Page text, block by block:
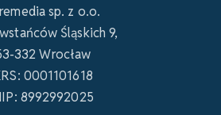
sp. z o.o.
Śląskich 9,
332 Wrocław
0001101618
8992992025